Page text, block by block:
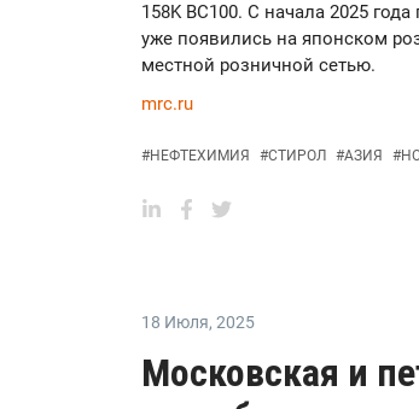
158K BC100. С начала 2025
уже появились на японском
местной розничной сетью.
mrc.ru
#НЕФТЕХИМИЯ #СТИРОЛ #АЗИЯ #
18 Июля, 2025
Московская и